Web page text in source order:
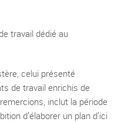
travail dédié au
celui présenté
de travail enrichis de
inclut la période
d’élaborer un plan d’ici